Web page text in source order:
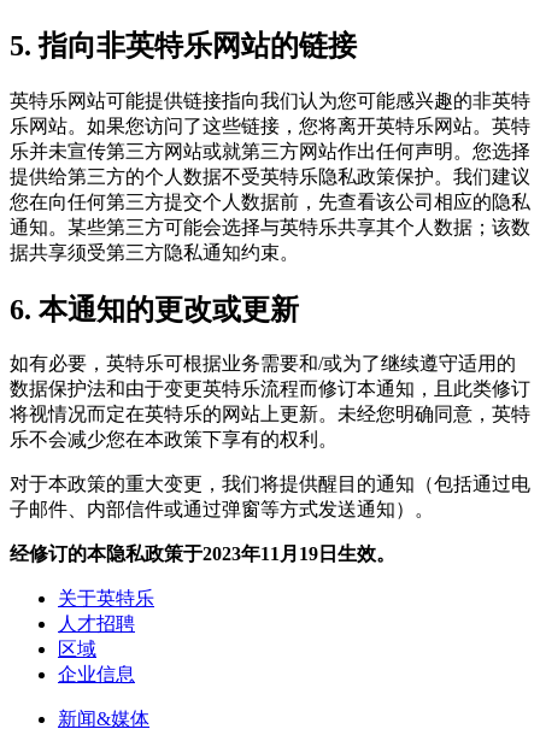
5.指向非英特乐网站的链接
英特乐网站可能提供链接指向我们认为您可能感兴趣的非英特
乐网站。如果您访问了这些链接，您将离开英特乐网站。英特
乐并未宣传第三方网站或就第三方网站作出任何声明。您选择
提供给第三方的个人数据不受英特乐隐私政策保护。我们建议
您在向任何第三方提交个人数据前，先查看该公司相应的隐私
通知。某些第三方可能会选择与英特乐共享其个人数据；该数
据共享须受第三方隐私通知约束。
6. 本通知的更改或更新
如有必要，英特乐可根据业务需要和/或为了继续遵守适用的
数据保护法和由于变更英特乐流程而修订本通知，且此类修订
将视情况而定在英特乐的网站上更新。未经您明确同意，英特
乐不会减少您在本政策下享有的权利。
对于本政策的重大变更，我们将提供醒目的通知（包括通过电
子邮件、内部信件或通过弹窗等方式发送通知）。
经修订的本隐私政策于2023年11月19日生效。
关于英特乐
人才招聘
区域
企业信息
新闻&媒体